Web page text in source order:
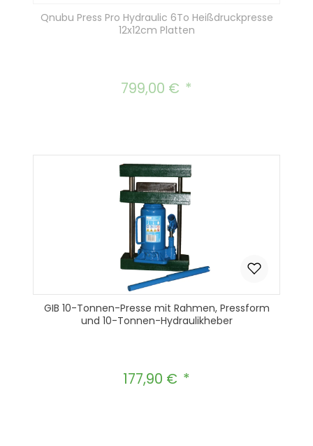
Qnubu Press Pro Hydraulic 6To Heißdruckpresse
12x12cm Platten
Regulärer Preis:
799,00 €
GIB 10-Tonnen-Presse mit Rahmen, Pressform
und 10-Tonnen-Hydraulikheber
Regulärer Preis:
177,90 €